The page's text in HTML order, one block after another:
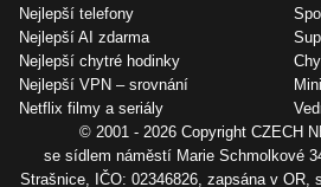
Nejlepší telefony
Nejlepší AI zdarma
Nejlepší chytré hodinky
Nejlepší VPN – srovnání
Netflix filmy a seriály
© 2001 - 2026 Copyright CZECH
se sídlem náměstí Marie Schmolkové
Strašnice, IČO: 02346826, zapsána v OR,